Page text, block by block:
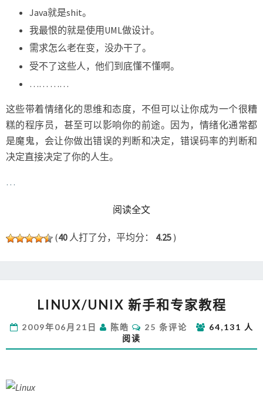
Java就是shit。
我最恨的就是使用UML做设计。
需求怎么老在变，没办干了。
受不了这些人，他们到底懂不懂啊。
…… ……
这些带着情绪化的思维和态度，不但可以让你成为一个很糟
糕的程序员，甚至可以影响你的前途。因为，情绪化通常都
是魔鬼，会让你做出错误的判断和决定，错误码率的判断和
决定直接决定了你的人生。
…
阅读全文READ MORE
(40 人打了分，平均分： 4.25 )
新
和
专
LINUX/UNIX 新手和专家教程
2009年06月21日 陈皓
评
论
25 条评论
64,131 人
阅读